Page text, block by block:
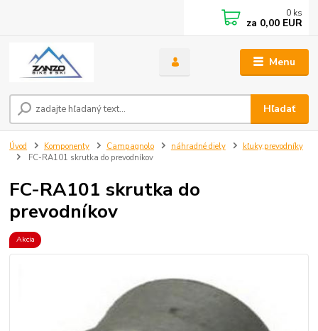
Menu
Hľadať
0 ks
za 0,00 EUR
Úvod Komponenty Campagnolo náhradné diely
kľuky,prevodníky
FC-RA101 skrutka do prevodníkov
FC-RA101 skrutka do
prevodníkov
Akcia